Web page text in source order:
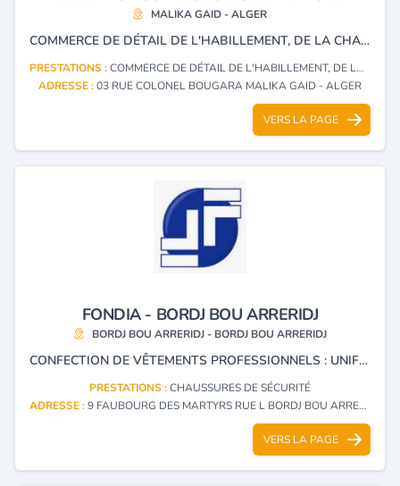
MALIKA GAID - ALGER
COMMERCE DE DÉTAIL DE L'HABILLEMENT, DE LA CHAUSSURE ET TEXTILES
PRESTATIONS :COMMERCE DE DÉTAIL DE L'HABILLEMENT, DE LA CHAUSSURE ET TEXTILES
ADRESSE :03 RUE COLONEL BOUGARA MALIKA GAID - ALGER
VERS LA PAGE
FONDIA - BORDJ BOU ARRERIDJ
BORDJ BOU ARRERIDJ - BORDJ BOU ARRERIDJ
CONFECTION DE VÊTEMENTS PROFESSIONNELS : UNIFORMES D’HÔTELLERIE ET DE CUISINE, TENUES MÉDICALES, VÊTEMENTS DE TRAVAIL ET DE PROTECTION ET TENUES DE SPORT.
PRESTATIONS :CHAUSSURES DE SÉCURITÉ
ADRESSE :9 FAUBOURG DES MARTYRS RUE L BORDJ BOU ARRERIDJ - BORDJ BOU ARRERIDJ
VERS LA PAGE